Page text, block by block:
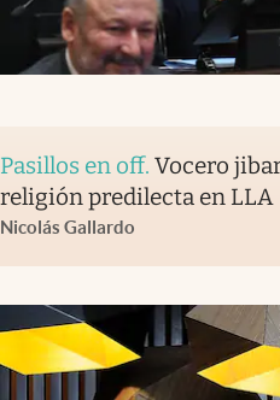
Pasillos en off. Vocero
religión predilecta en LLA
Nicolás Gallardo